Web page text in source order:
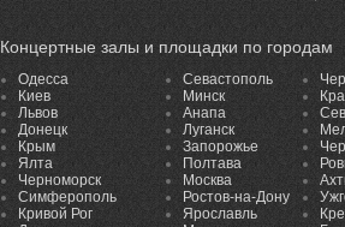
Концертные залы и площадки по городам
Одесса
Киев
Львов
Донецк
Крым
Ялта
Черноморск
Симферополь
Кривой Рог
Севастополь
Минск
Анапа
Луганск
Запорожье
Полтава
Москва
Ростов-на-Дону
Ярославль